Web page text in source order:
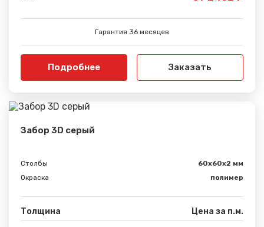
Гарантия 36 месяцев
Подробнее Заказать
Забор 3D серый
Столбы
60х60х2 мм
Окраска
полимер
Толщина Цена за п.м.